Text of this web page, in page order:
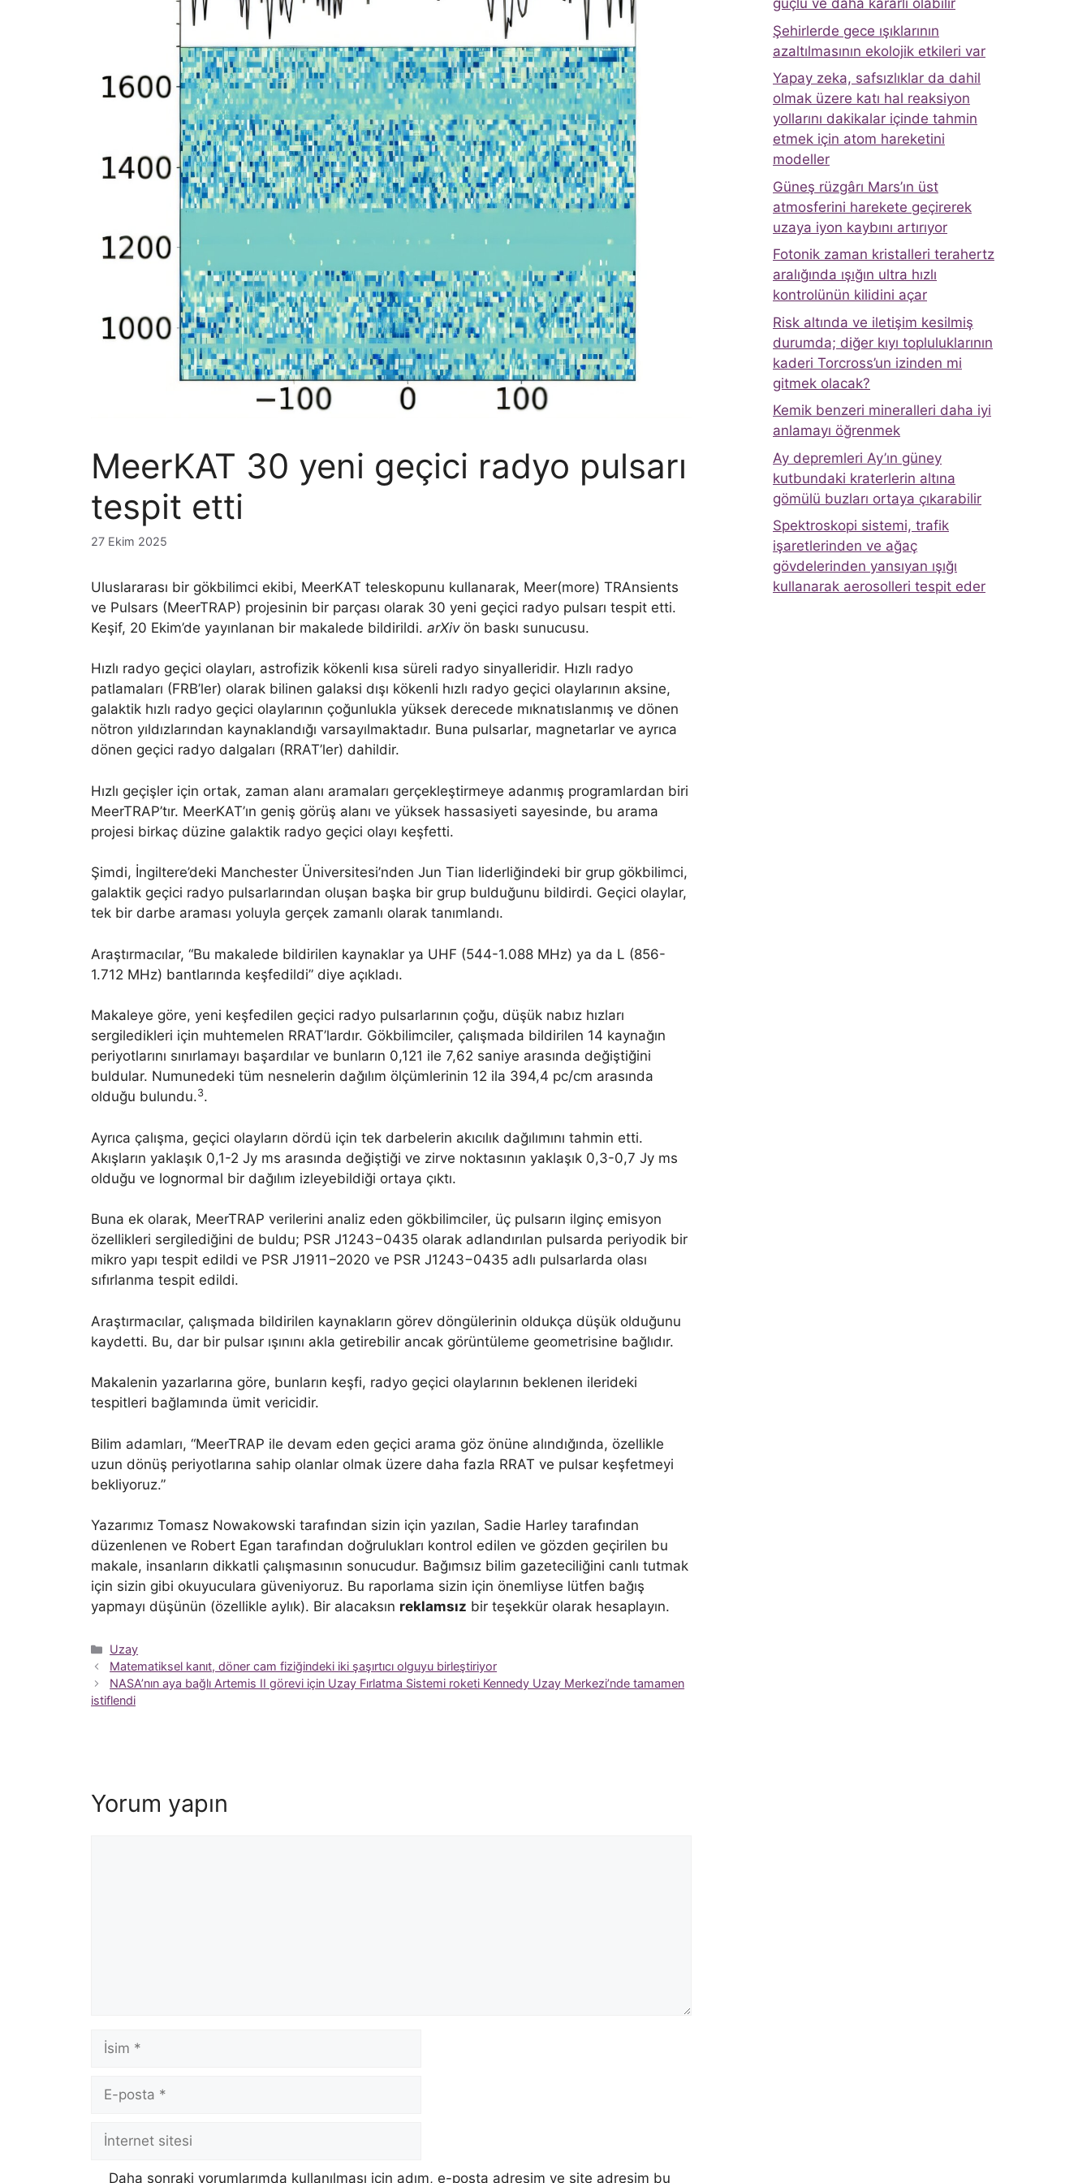
MeerKAT 30 yeni geçici radyo pulsarı
tespit etti
27 Ekim 2025
Uluslararası bir gökbilimci ekibi, MeerKAT teleskopunu kullanarak, Meer(more) TRAnsients
ve Pulsars (MeerTRAP) projesinin bir parçası olarak 30 yeni geçici radyo pulsarı tespit etti.
Keşif, 20 Ekim’de yayınlanan bir makalede bildirildi. arXivön baskı sunucusu.
Hızlı radyo geçici olayları, astrofizik kökenli kısa süreli radyo sinyalleridir. Hızlı radyo
patlamaları (FRB’ler) olarak bilinen galaksi dışı kökenli hızlı radyo geçici olaylarının aksine,
galaktik hızlı radyo geçici olaylarının çoğunlukla yüksek derecede mıknatıslanmış ve dönen
nötron yıldızlarından kaynaklandığı varsayılmaktadır. Buna pulsarlar, magnetarlar ve ayrıca
dönen geçici radyo dalgaları (RRAT’ler) dahildir.
Hızlı geçişler için ortak, zaman alanı aramaları gerçekleştirmeye adanmış programlardan biri
MeerTRAP’tır. MeerKAT’ın geniş görüş alanı ve yüksek hassasiyeti sayesinde, bu arama
projesi birkaç düzine galaktik radyo geçici olayı keşfetti.
Şimdi, İngiltere’deki Manchester Üniversitesi’nden Jun Tian liderliğindeki bir grup gökbilimci,
galaktik geçici radyo pulsarlarından oluşan başka bir grup bulduğunu bildirdi. Geçici olaylar,
tek bir darbe araması yoluyla gerçek zamanlı olarak tanımlandı.
Araştırmacılar, “Bu makalede bildirilen kaynaklar ya UHF (544-1.088 MHz) ya da L (856-
1.712 MHz) bantlarında keşfedildi” diye açıkladı.
Makaleye göre, yeni keşfedilen geçici radyo pulsarlarının çoğu, düşük nabız hızları
sergiledikleri için muhtemelen RRAT’lardır. Gökbilimciler, çalışmada bildirilen 14 kaynağın
periyotlarını sınırlamayı başardılar ve bunların 0,121 ile 7,62 saniye arasında değiştiğini
buldular. Numunedeki tüm nesnelerin dağılım ölçümlerinin 12 ila 394,4 pc/cm arasında
olduğu bulundu.3.
Ayrıca çalışma, geçici olayların dördü için tek darbelerin akıcılık dağılımını tahmin etti.
Akışların yaklaşık 0,1-2 Jy ms arasında değiştiği ve zirve noktasının yaklaşık 0,3-0,7 Jy ms
olduğu ve lognormal bir dağılım izleyebildiği ortaya çıktı.
Buna ek olarak, MeerTRAP verilerini analiz eden gökbilimciler, üç pulsarın ilginç emisyon
özellikleri sergilediğini de buldu; PSR J1243−0435 olarak adlandırılan pulsarda periyodik bir
mikro yapı tespit edildi ve PSR J1911−2020 ve PSR J1243−0435 adlı pulsarlarda olası
sıfırlanma tespit edildi.
Araştırmacılar, çalışmada bildirilen kaynakların görev döngülerinin oldukça düşük olduğunu
kaydetti. Bu, dar bir pulsar ışınını akla getirebilir ancak görüntüleme geometrisine bağlıdır.
Makalenin yazarlarına göre, bunların keşfi, radyo geçici olaylarının beklenen ilerideki
tespitleri bağlamında ümit vericidir.
Bilim adamları, “MeerTRAP ile devam eden geçici arama göz önüne alındığında, özellikle
uzun dönüş periyotlarına sahip olanlar olmak üzere daha fazla RRAT ve pulsar keşfetmeyi
bekliyoruz.”
Yazarımız Tomasz Nowakowski tarafından sizin için yazılan, Sadie Harley tarafından
düzenlenen ve Robert Egan tarafından doğrulukları kontrol edilen ve gözden geçirilen bu
makale, insanların dikkatli çalışmasının sonucudur. Bağımsız bilim gazeteciliğini canlı tutmak
için sizin gibi okuyuculara güveniyoruz. Bu raporlama sizin için önemliyse lütfen bağış
yapmayı düşünün (özellikle aylık). Bir alacaksın reklamsız bir teşekkür olarak hesaplayın.
Kategoriler
Uzay
Matematiksel kanıt, döner cam fiziğindeki iki şaşırtıcı olguyu birleştiriyor
NASA’nın aya bağlı Artemis II görevi için Uzay Fırlatma Sistemi roketi Kennedy Uzay Merkezi’nde tamamen
istiflendi
Yorum yapın
İsim
posta
İnternet
Daha sonraki yorumlarımda kullanılması için adım, e-posta adresim ve site adresim bu
güçlü ve daha kararlı olabilir
Şehirlerde gece ışıklarının
azaltılmasının ekolojik etkileri var
Yapay zeka, safsızlıklar da dahil
olmak üzere katı hal reaksiyon
yollarını dakikalar içinde tahmin
etmek için atom hareketini
modeller
Güneş rüzgârı Mars’ın üst
atmosferini harekete geçirerek
uzaya iyon kaybını artırıyor
Fotonik zaman kristalleri terahertz
aralığında ışığın ultra hızlı
kontrolünün kilidini açar
Risk altında ve iletişim kesilmiş
durumda; diğer kıyı topluluklarının
kaderi Torcross’un izinden mi
gitmek olacak?
Kemik benzeri mineralleri daha iyi
anlamayı öğrenmek
Ay depremleri Ay’ın güney
kutbundaki kraterlerin altına
gömülü buzları ortaya çıkarabilir
Spektroskopi sistemi, trafik
işaretlerinden ve ağaç
gövdelerinden yansıyan ışığı
kullanarak aerosolleri tespit eder